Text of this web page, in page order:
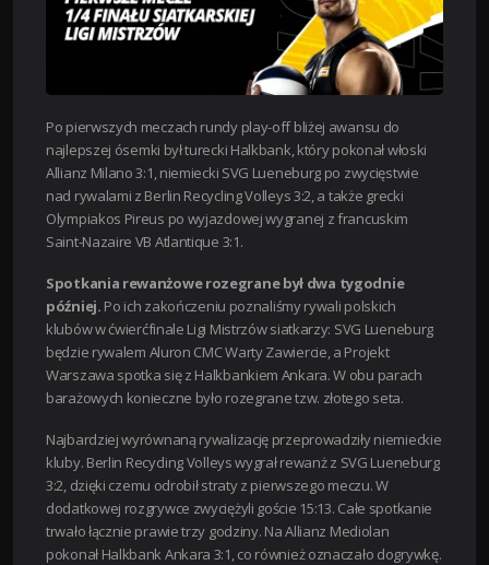
Po pierwszych meczach rundy play-off bliżej awansu do
najlepszej ósemki był turecki Halkbank, który pokonał włoski
Allianz Milano 3:1, niemiecki SVG Lueneburg po zwycięstwie
nad rywalami z Berlin Recycling Volleys 3:2, a także grecki
Olympiakos Pireus po wyjazdowej wygranej z francuskim
Saint-Nazaire VB Atlantique 3:1.
Spotkania rewanżowe rozegrane był dwa tygodnie
później. Po ich zakończeniu poznaliśmy rywali polskich
klubów w ćwierćfinale Ligi Mistrzów siatkarzy: SVG Lueneburg
będzie rywalem Aluron CMC Warty Zawiercie, a Projekt
Warszawa spotka się z Halkbankiem Ankara. W obu parach
barażowych konieczne było rozegrane tzw. złotego seta.
Najbardziej wyrównaną rywalizację przeprowadziły niemieckie
kluby. Berlin Recycling Volleys wygrał rewanż z SVG Lueneburg
3:2, dzięki czemu odrobił straty z pierwszego meczu. W
dodatkowej rozgrywce zwyciężyli goście 15:13. Całe spotkanie
trwało łącznie prawie trzy godziny. Na Allianz Mediolan
pokonał Halkbank Ankara 3:1, co również oznaczało dogrywkę.